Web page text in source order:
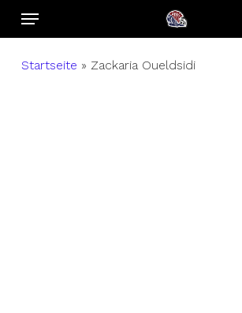
SkipMenu
Startseite » Zackaria Oueldsidi